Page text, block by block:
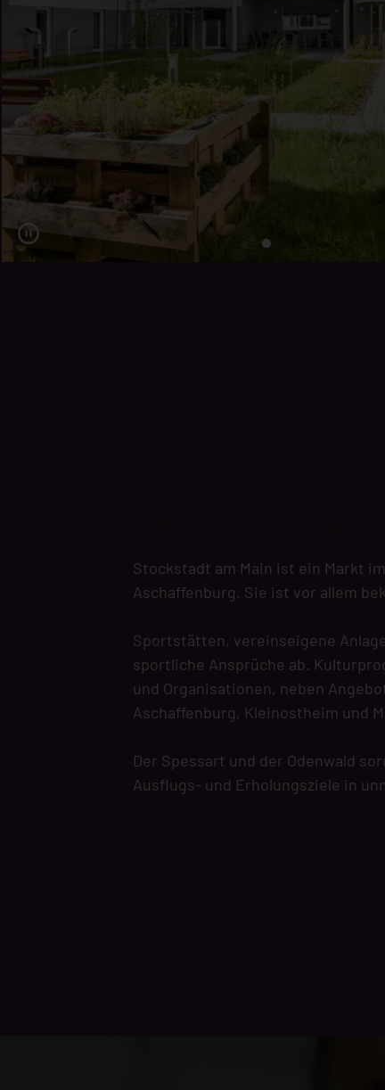
Stockstadt am Main ist ein Markt
Aschaffenburg. Sie ist vor allem
Sportstätten, vereinseigene
sportliche Ansprüche ab.
und Organisationen, neben
Aschaffenburg, Kleinostheim und
Der Spessart und der Odenwald
Ausflugs- und Erholungsziele in